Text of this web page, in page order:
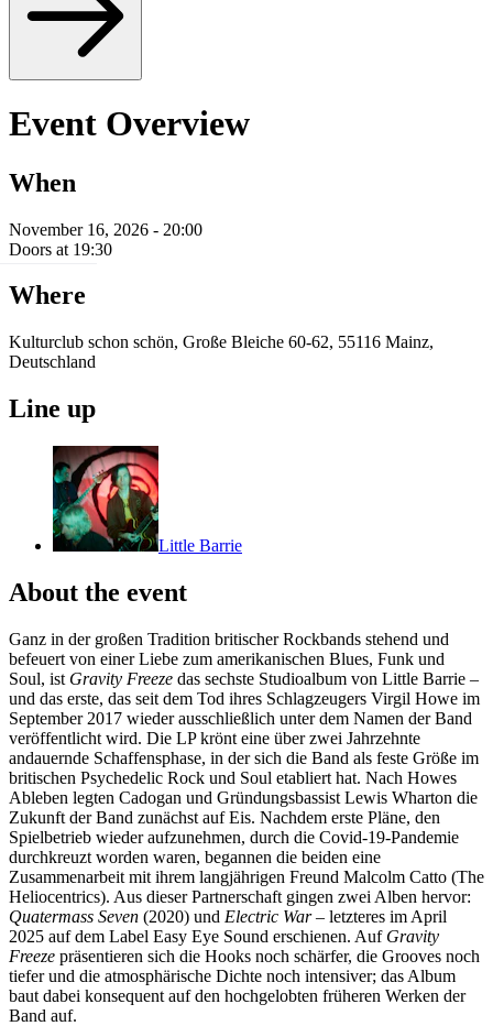
Event Overview
When
November 16, 2026 - 20:00
Doors at 19:30
Where
Kulturclub schon schön, Große Bleiche 60-62, 55116 Mainz,
Deutschland
Line up
Little Barrie
About the event
Ganz in der großen Tradition britischer Rockbands stehend und
befeuert von einer Liebe zum amerikanischen Blues, Funk und
Soul, ist Gravity Freeze das sechste Studioalbum von Little Barrie –
und das erste, das seit dem Tod ihres Schlagzeugers Virgil Howe im
September 2017 wieder ausschließlich unter dem Namen der Band
veröffentlicht wird. Die LP krönt eine über zwei Jahrzehnte
andauernde Schaffensphase, in der sich die Band als feste Größe im
britischen Psychedelic Rock und Soul etabliert hat. Nach Howes
Ableben legten Cadogan und Gründungsbassist Lewis Wharton die
Zukunft der Band zunächst auf Eis. Nachdem erste Pläne, den
Spielbetrieb wieder aufzunehmen, durch die Covid-19-Pandemie
durchkreuzt worden waren, begannen die beiden eine
Zusammenarbeit mit ihrem langjährigen Freund Malcolm Catto (The
Heliocentrics). Aus dieser Partnerschaft gingen zwei Alben hervor:
Quatermass Seven (2020) und Electric War– letzteres im April
2025 auf dem Label Easy Eye Sound erschienen. Auf Gravity
Freeze präsentieren sich die Hooks noch schärfer, die Grooves noch
tiefer und die atmosphärische Dichte noch intensiver; das Album
baut dabei konsequent auf den hochgelobten früheren Werken der
Band auf.